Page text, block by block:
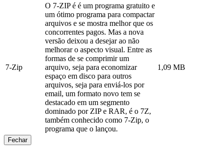
7-Zip
O 7-ZIP é é um programa gratuito e
um ótimo programa para compactar
arquivos e se mostra melhor que os
concorrentes pagos. Mas a nova
versão deixou a desejar ao não
melhorar o aspecto visual. Entre as
formas de se comprimir um
arquivo, seja para economizar
espaço em disco para outros
arquivos, seja para enviá-los por
email, um formato novo tem se
destacado em um segmento
dominado por ZIP e RAR, é o 7Z,
também conhecido como 7-Zip, o
programa que o lançou.
1,09 MB
Fechar